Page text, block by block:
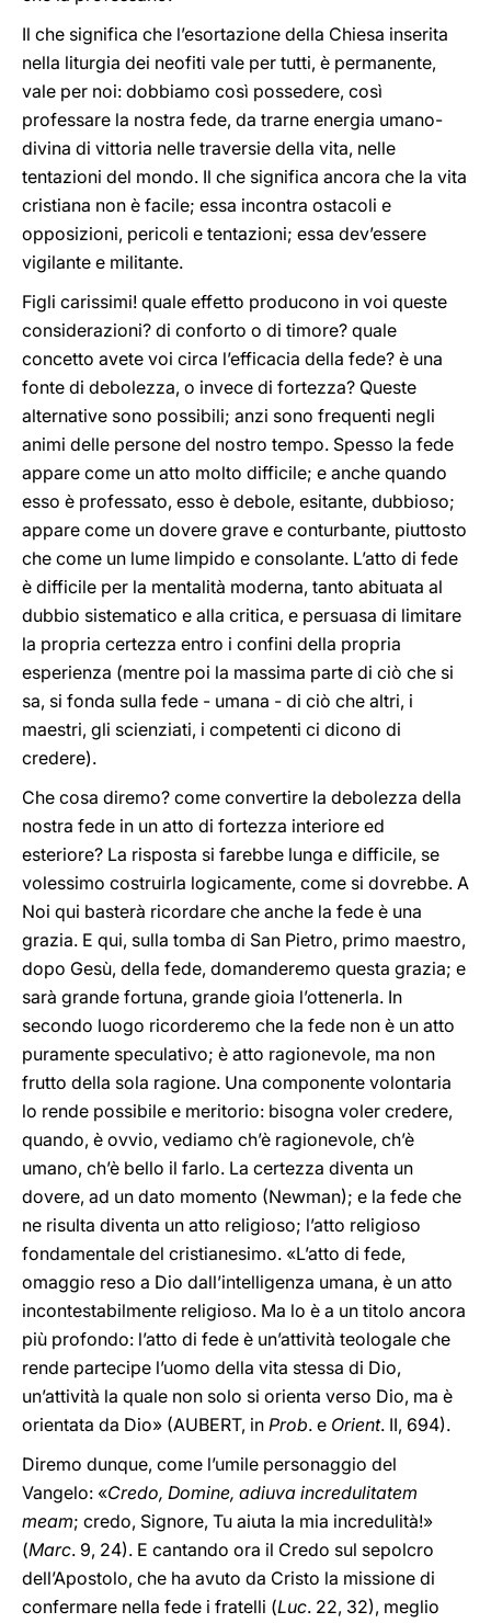
Il che significa che l’esortazione della Chiesa inserita
nella liturgia dei neofiti vale per tutti, è permanente,
vale per noi: dobbiamo così possedere, così
professare la nostra fede, da trarne energia umano-
divina di vittoria nelle traversie della vita, nelle
tentazioni del mondo. Il che significa ancora che la vita
cristiana non è facile; essa incontra ostacoli e
opposizioni, pericoli e tentazioni; essa dev’essere
vigilante e militante.
Figli carissimi! quale effetto producono in voi queste
considerazioni? di conforto o di timore? quale
concetto avete voi circa l’efficacia della fede? è una
fonte di debolezza, o invece di fortezza? Queste
alternative sono possibili; anzi sono frequenti negli
animi delle persone del nostro tempo. Spesso la fede
appare come un atto molto difficile; e anche quando
esso è professato, esso è debole, esitante, dubbioso;
appare come un dovere grave e conturbante, piuttosto
che come un lume limpido e consolante. L’atto di fede
è difficile per la mentalità moderna, tanto abituata al
dubbio sistematico e alla critica, e persuasa di limitare
la propria certezza entro i confini della propria
esperienza (mentre poi la massima parte di ciò che si
sa, si fonda sulla fede - umana - di ciò che altri, i
maestri, gli scienziati, i competenti ci dicono di
credere).
Che cosa diremo? come convertire la debolezza della
nostra fede in un atto di fortezza interiore ed
esteriore? La risposta si farebbe lunga e difficile, se
volessimo costruirla logicamente, come si dovrebbe. A
Noi qui basterà ricordare che anche la fede è una
grazia. E qui, sulla tomba di San Pietro, primo maestro,
dopo Gesù, della fede, domanderemo questa grazia; e
sarà grande fortuna, grande gioia l’ottenerla. In
secondo luogo ricorderemo che la fede non è un atto
puramente speculativo; è atto ragionevole, ma non
frutto della sola ragione. Una componente volontaria
lo rende possibile e meritorio: bisogna voler credere,
quando, è ovvio, vediamo ch’è ragionevole, ch’è
umano, ch’è bello il farlo. La certezza diventa un
dovere, ad un dato momento (Newman); e la fede che
ne risulta diventa un atto religioso; l’atto religioso
fondamentale del cristianesimo. «L’atto di fede,
omaggio reso a Dio dall’intelligenza umana, è un atto
incontestabilmente religioso. Ma lo è a un titolo ancora
più profondo: l’atto di fede è un’attività teologale che
rende partecipe l’uomo della vita stessa di Dio,
un’attività la quale non solo si orienta verso Dio, ma è
orientata da Dio» (AUBERT, in Prob. e Orient. II, 694).
Diremo dunque, come l’umile personaggio del
Vangelo: «Credo, Domine, adiuva incredulitatem
meam; credo, Signore, Tu aiuta la mia incredulità!»
(Marc. 9, 24). E cantando ora il Credo sul sepolcro
dell’Apostolo, che ha avuto da Cristo la missione di
confermare nella fede i fratelli (Luc. 22, 32), meglio